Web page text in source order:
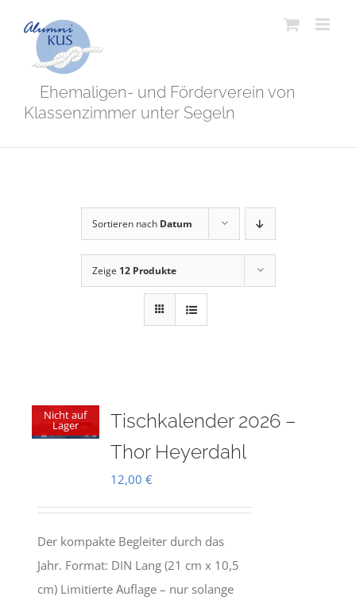
Inhalt
springen
Ehemaligen- und Förderverein von
Klassenzimmer unter Segeln
Sortieren nach Datum
Zeige 12 Produkte
Nicht auf
Lager
Tischkalender 2026 –
Thor Heyerdahl
12,00€
Der kompakte Begleiter durch das
Jahr. Format: DIN Lang (21 cm x 10,5
cm) Limitierte Auflage – nur solange